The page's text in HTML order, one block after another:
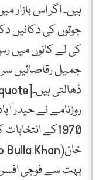
ہیں۔ اگر اس بازار
جوتوں کی دکانیں
کی لے کانوں میں
جمیل رقاصائیں
روزنامے نے حیدر
1970کے
بہت سے فوجی